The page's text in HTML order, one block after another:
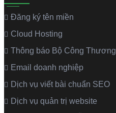
Đăng ký tên miền
Cloud Hosting
Thông báo Bộ Công Thương
Email doanh nghiệp
Dịch vụ viết bài chuẩn SEO
Dịch vụ quản trị website